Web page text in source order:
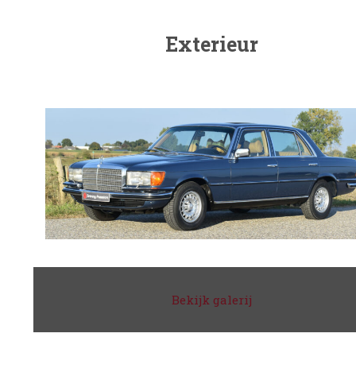
Exterieur
Bekijk galerij